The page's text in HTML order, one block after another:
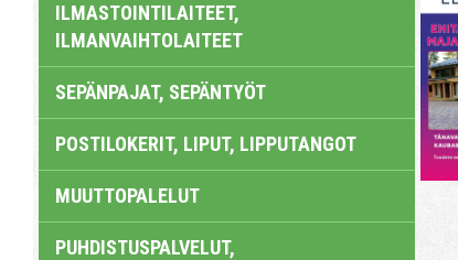
ILMASTOINTILAITEET,
ILMANVAIHTOLAITEET
SEPÄNPAJAT, SEPÄNTYÖT
POSTILOKERIT, LIPUT, LIPPUTANGOT
MUUTTOPALELUT
PUHDISTUSPALVELUT,